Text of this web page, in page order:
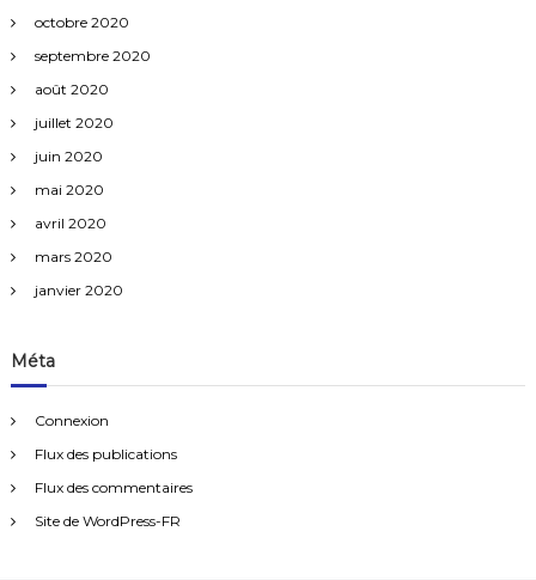
octobre 2020
septembre 2020
août 2020
juillet 2020
juin 2020
mai 2020
avril 2020
mars 2020
janvier 2020
Méta
Connexion
Flux des publications
Flux des commentaires
Site de WordPress-FR